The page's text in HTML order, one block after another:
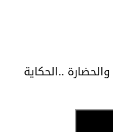
..الحكاية